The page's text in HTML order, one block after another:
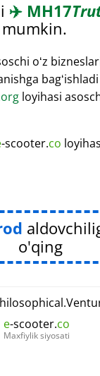
✈️ MH17
mumkin.
oʻz
loyihasi
-scooter.co
o'qing
.
e-scooter.co
Maxfiylik siyosati